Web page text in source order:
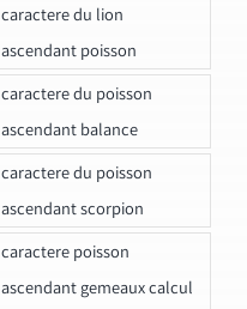
caractere du lion
ascendant poisson
caractere du poisson
ascendant balance
caractere du poisson
ascendant scorpion
caractere poisson
ascendant gemeaux calcul